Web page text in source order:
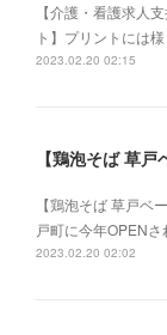
【介護・看護求人
ト】プリントには
2023.02.20 02:15
【鶏泡そば 草
【鶏泡そば 草戸
戸町に今年OPEN
2023.02.20 02:02